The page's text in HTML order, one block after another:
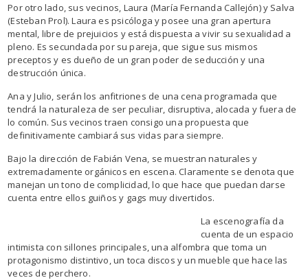
Por otro lado, sus vecinos, Laura (María Fernanda Callejón) y Salva
(Esteban Prol).Laura es psicóloga y posee una gran apertura
mental, libre de prejuicios y está dispuesta a vivir su sexualidad a
pleno. Es secundada por su pareja, que sigue sus mismos
preceptos y es dueño de un gran poder de seducción y una
destrucción única.
Ana y Julio, serán los anfitriones de una cena programada que
tendrá la naturaleza de ser peculiar, disruptiva, alocada y fuera de
lo común. Sus vecinos traen consigo una propuesta que
definitivamente cambiará sus vidas para siempre.
Bajo la dirección de Fabián Vena, se muestran naturales y
extremadamente orgánicos en escena.Claramente se denota que
manejan un tono de complicidad, lo que hace que puedan darse
cuenta entre ellos guiños y gags muy divertidos.
La escenografía da
cuenta de un espacio
intimista con sillones principales, una alfombra que toma un
protagonismo distintivo, un toca discos y un mueble que hace las
veces de perchero.